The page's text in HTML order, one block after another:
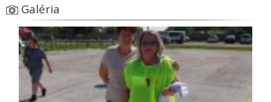
Galéria